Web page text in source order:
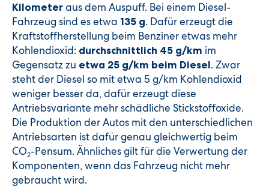
Kilometer aus dem Auspuff. Bei einem Diesel-
Fahrzeug sind es etwa 135 g. Dafür erzeugt die
Kraftstoffherstellung beim Benziner etwas mehr
Kohlendioxid: durchschnittlich 45 g/km im
Gegensatz zu etwa 25 g/km beim Diesel. Zwar
steht der Diesel so mit etwa 5 g/km Kohlendioxid
weniger besser da, dafür erzeugt diese
Antriebsvariante mehr schädliche Stickstoffoxide.
Die Produktion der Autos mit den unterschiedlichen
Antriebsarten ist dafür genau gleichwertig beim
CO2-Pensum. Ähnliches gilt für die Verwertung der
Komponenten, wenn das Fahrzeug nicht mehr
gebraucht wird.